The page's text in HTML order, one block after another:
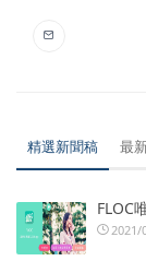
精選新聞稿 最
FLOC
2021/